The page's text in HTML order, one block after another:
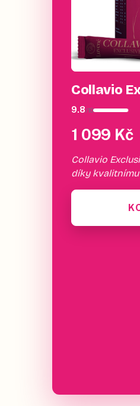
Collavio
9.8/10
1 099 Kč
Collavio
díky